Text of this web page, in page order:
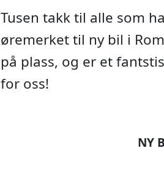
Tusen takk til alle som
øremerket til ny bil i
på plass, og er et
for oss!
NY